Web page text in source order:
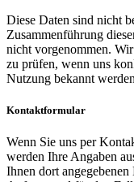
Diese Daten sind nicht
Zusammenführung
nicht vorgenommen.
zu prüfen, wenn uns
Nutzung bekannt
Kontaktformular
Wenn Sie uns per
werden Ihre Angaben
Ihnen dort